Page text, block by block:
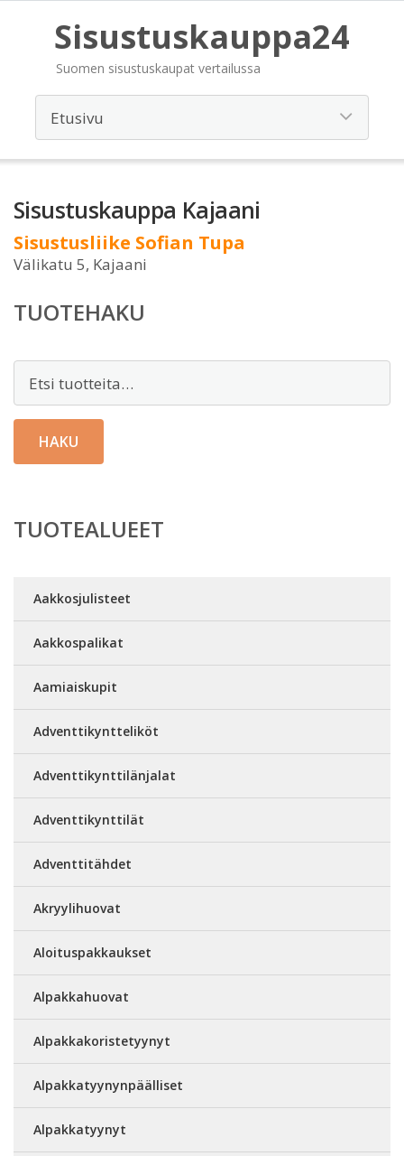
Sisustuskauppa24
Suomen sisustuskaupat vertailussa
Sisustuskauppa Kajaani
Sisustusliike Sofian Tupa
Välikatu 5, Kajaani
TUOTEHAKU
HAKU
TUOTEALUEET
Aakkosjulisteet
Aakkospalikat
Aamiaiskupit
Adventtikyntteliköt
Adventtikynttilänjalat
Adventtikynttilät
Adventtitähdet
Akryylihuovat
Aloituspakkaukset
Alpakkahuovat
Alpakkakoristetyynyt
Alpakkatyynynpäälliset
Alpakkatyynyt